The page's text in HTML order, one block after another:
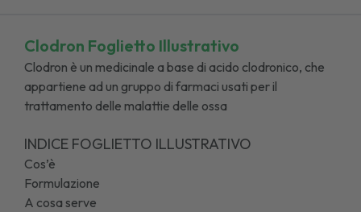
Clodron Foglietto Illustrativo
Clodron è un medicinale a base di acido clodronico, che
appartiene ad un gruppo di farmaci usati per il
trattamento delle malattie delle ossa
INDICE FOGLIETTO ILLUSTRATIVO
Cos’è
Formulazione
A cosa serve